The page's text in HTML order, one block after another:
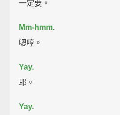
一定要。
Mm-hmm.
嗯哼。
Yay.
耶。
Yay.